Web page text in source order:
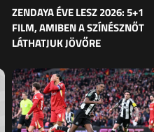
ZENDAYA ÉVE LESZ 2026: 5+1
FILM, AMIBEN A SZÍNÉSZNŐT
LÁTHATJUK JÖVŐRE